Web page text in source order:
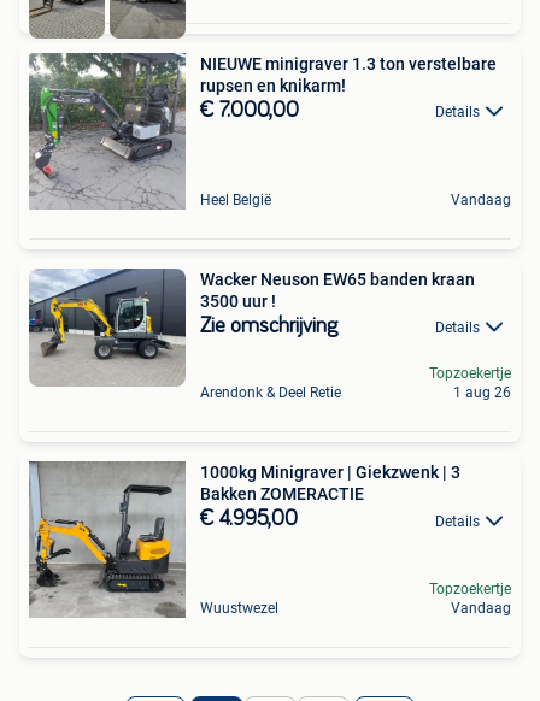
NIEUWE minigraver 1.3 ton verstelbare
rupsen en knikarm!
€ 7.000,00 Details
Heel België Vandaag
Wacker Neuson EW65 banden kraan
3500 uur !
Zie omschrijving Details
Arendonk & Deel Retie
Topzoekertje
1 aug 26
1000kg Minigraver | Giekzwenk | 3
Bakken ZOMERACTIE
€ 4.995,00 Details
Wuustwezel
Topzoekertje
Vandaag